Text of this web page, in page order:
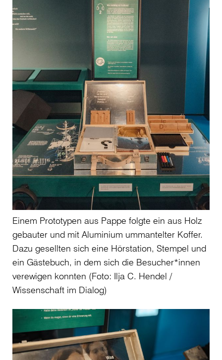
Einem Prototypen aus Pappe folgte ein aus Holz
gebauter und mit Aluminium ummantelter Koffer.
Dazu gesellten sich eine Hörstation, Stempel und
ein Gästebuch, in dem sich die Besucher*innen
verewigen konnten (Foto: Ilja C. Hendel /
Wissenschaft im Dialog)